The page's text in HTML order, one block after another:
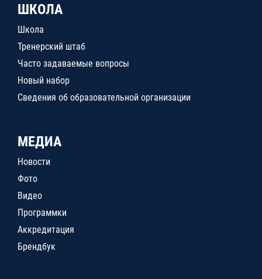
ШКОЛА
Школа
Тренерский штаб
Часто задаваемые вопросы
Новый набор
Сведения об образовательной организации
МЕДИА
Новости
Фото
Видео
Программки
Аккредитация
Брендбук